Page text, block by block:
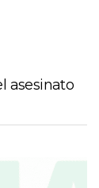
asesinato